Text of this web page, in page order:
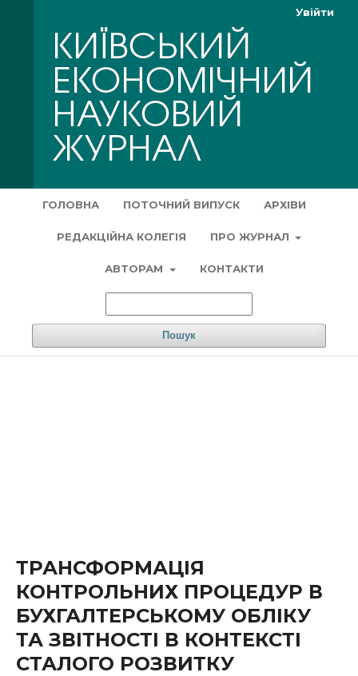
ГОЛОВНА ПОТОЧНИЙ ВИПУСК АРХІВИ
РЕДАКЦІЙНА КОЛЕГІЯ ПРО ЖУРНАЛ
АВТОРАМ КОНТАКТИ
Пошук
Увійти
ТРАНСФОРМАЦІЯ
КОНТРОЛЬНИХ ПРОЦЕДУР В
БУХГАЛТЕРСЬКОМУ ОБЛІКУ
ТА ЗВІТНОСТІ В КОНТЕКСТІ
СТАЛОГО РОЗВИТКУ